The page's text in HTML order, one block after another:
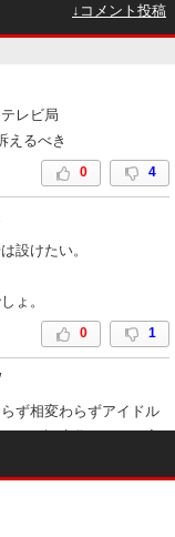
↓コメント投稿
レビ局
えるべき
0 4
設けたい。
ょ。
0 1
ず相変わらずアイドル
ドで誤魔化してたが実